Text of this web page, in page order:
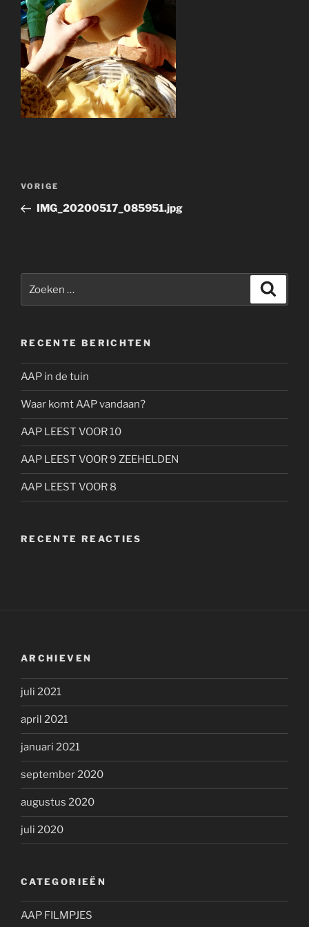
Bericht
Vorig
bericht
VORIGE
IMG_20200517_085951.jpg
RECENTE BERICHTEN
AAP in de tuin
Waar komt AAP vandaan?
AAP LEEST VOOR 10
AAP LEEST VOOR 9 ZEEHELDEN
AAP LEEST VOOR 8
RECENTE REACTIES
ARCHIEVEN
juli 2021
april 2021
januari 2021
september 2020
augustus 2020
juli 2020
CATEGORIEËN
AAP FILMPJES